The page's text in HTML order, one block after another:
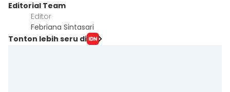
Editorial Team
Editor
Febriana Sintasari
Tonton lebih seru di